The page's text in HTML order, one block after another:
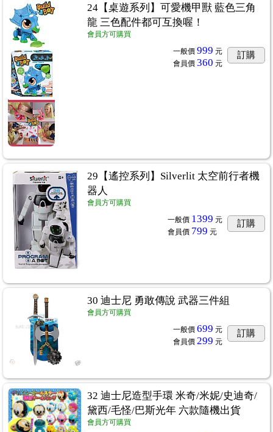
技術 輕量負離子吹風機 ...2
...45
復古襪...20
24【桌遊系列】可愛機甲獸 藍色三角
龍 三色配件都可互換喔！
會員方可購買
一般價 999 元
會員價 360 元
訂購
29【遙控系列】Silverlit 太空前行者機
器人
會員方可購買
一般價 1399 元
會員價 799 元
訂購
30 迪士尼 勇敢傳說 武器三件組
會員方可購買
一般價 699 元
會員價 299 元
訂購
32 迪士尼造型手環 米奇/米妮/史迪奇/
黛西/毛怪/巴斯光年 六款隨機出貨
會員方可購買